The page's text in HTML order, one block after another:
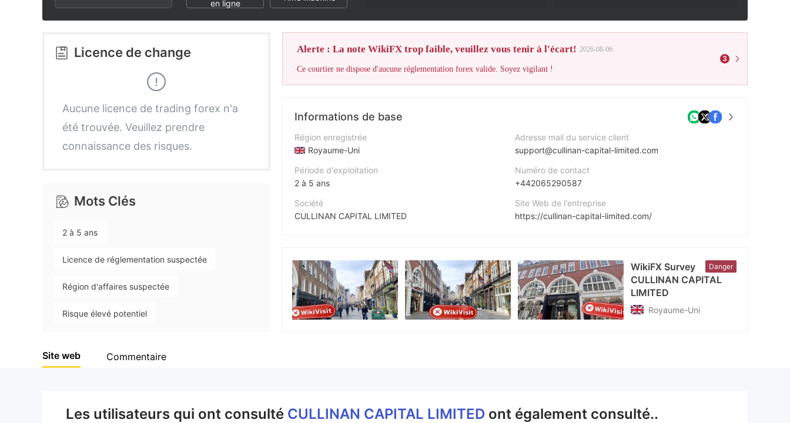
2
3
5
6
9
8
9
4
5
7
8
en ligne
Licence de change
Aucune licence de trading forex n'a
été trouvée. Veuillez prendre
connaissance des risques.
Mots Clés
2 à 5 ans
Licence de réglementation suspectée
Région d'affaires suspectée
Risque élevé potentiel
Alerte : La note WikiFX trop faible, veuillez vous tenir à l'écart! 2026-08-06
Ce courtier ne dispose d'aucune réglementation forex valide. Soyez vigilant !
3
Informations de base
Région enregistrée
Royaume-Uni
Période d'exploitation
2 à 5 ans
Société
CULLINAN CAPITAL LIMITED
Personnel
--
Adresse mail du service client
support@cullinan-capital-limited.com
Numéro de contact
+442065290587
Site Web de l'entreprise
https://cullinan-capital-limited.com/
WikiFX Survey
CULLINAN CAPITAL
LIMITED
Danger
Royaume-Uni
Site web Commentaire
Les utilisateurs qui ont consulté CULLINAN CAPITAL LIMITED ont également consulté..